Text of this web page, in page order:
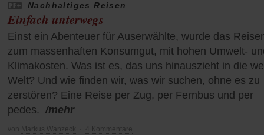
Nachhaltiges Reisen
Einfach unterwegs
Einst ein Abenteuer für Auserwählte, wurde das
zum massenhaften Konsumgut, mit hohen Umwelt-
Klimakosten. Was ist es, das uns hinauszieht in die
Welt? Und wie finden wir, was wir suchen, ohne es zu
zerstören? Eine Reise per Zug, per Fernbus und per
pedes. /mehr
von Markus Wanzeck 4 Kommentare